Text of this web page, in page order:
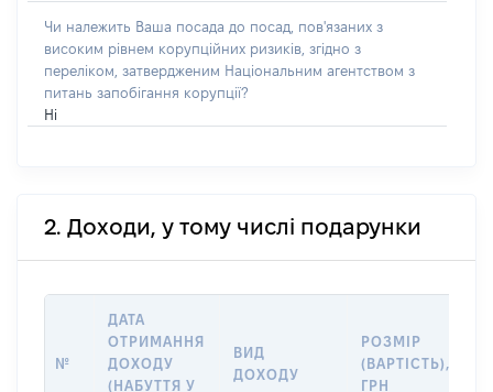
Чи належить Ваша посада до посад, пов'язаних з
високим рівнем корупційних ризиків, згідно з
переліком, затвердженим Національним агентством з
питань запобігання корупції?
Ні
2. Доходи, у тому числі подарунки
№
ДАТА
ОТРИМАННЯ
ДОХОДУ
(НАБУТТЯ У
ВИД
ДОХОДУ
РОЗМІР
(ВАРТІСТЬ),
ГРН